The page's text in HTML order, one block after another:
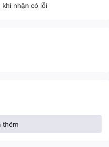
nhận có lỗi
thêm